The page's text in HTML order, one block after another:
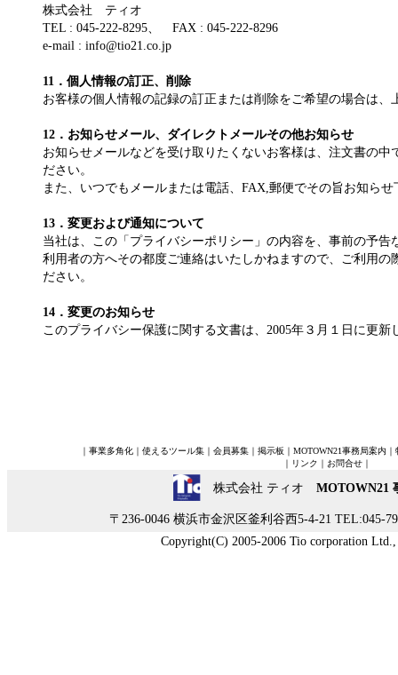
株式会社 ティオ
TEL : 045-222-8295、 FAX : 045-222-8296
e-mail : info@tio21.co.jp
11．個人情報の訂正、削除
お客様の個人情報の記録の訂正または削除をご希望の場合は
12．お知らせメール、ダイレクトメールその他お知らせ
お知らせメールなどを受け取りたくないお客様は、注文書の
ださい。
また、いつでもメールまたは電話、FAX,郵便でその旨お知ら
13．変更および通知について
当社は、この「プライバシーポリシー」の内容を、事前の予告
利用者の方へその都度ご連絡はいたしかねますので、ご利用
ださい。
14．変更のお知らせ
このプライバシー保護に関する文書は、2005年３月１日に更新
｜ 事業多角化 ｜ 使えるツール集 ｜ 会員募集 ｜ 掲示板 ｜ MOTOWN21事務局案内 ｜
｜ リンク ｜ お問合せ｜
株式会社 ティオ MOTOWN21
〒236-0046 横浜市金沢区釜利谷西5-4-21 TEL:045-
Copyright(C) 2005-2006 Tio corporation